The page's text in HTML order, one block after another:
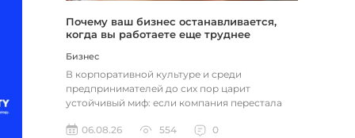
Почему ваш бизнес останавливается,
когда вы работаете еще труднее
Бизнес
В корпоративной культуре и среди
предпринимателей до сих пор царит
устойчивый миф: если компания перестала
пр...06.08.26 554 0